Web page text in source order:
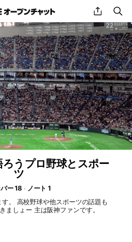
share
うプロ野球とスポー
ツ
ー 18
ノート 1
話題も
ましょー 主は阪神ファンです。